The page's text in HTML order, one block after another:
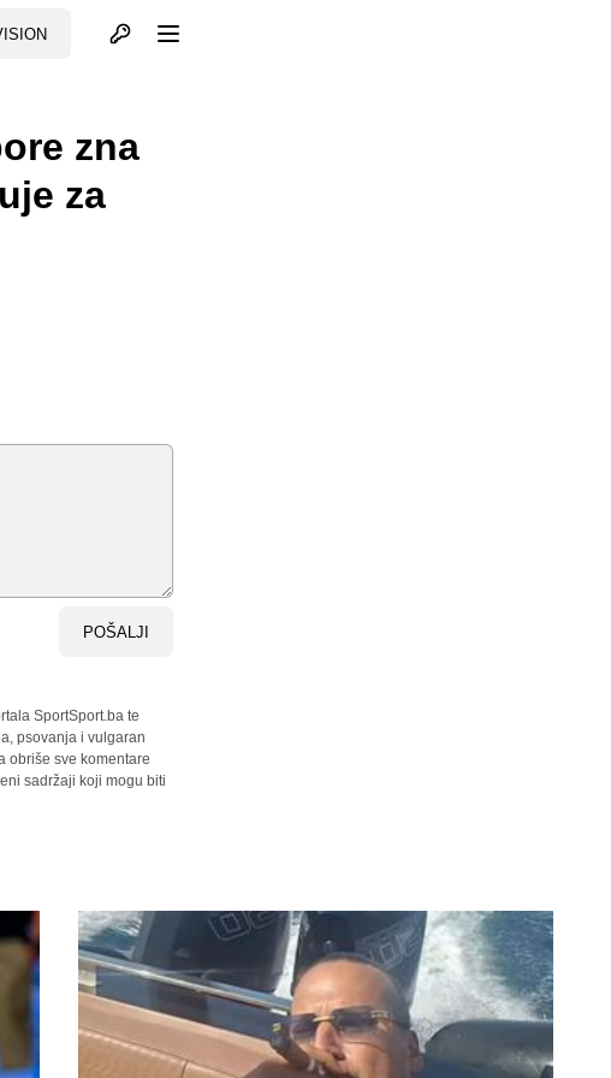
Otvori profil
zna
za
POŠALJI
SportSport.ba te
psovanja i vulgaran
obriše sve komentare
sadržaji koji mogu biti